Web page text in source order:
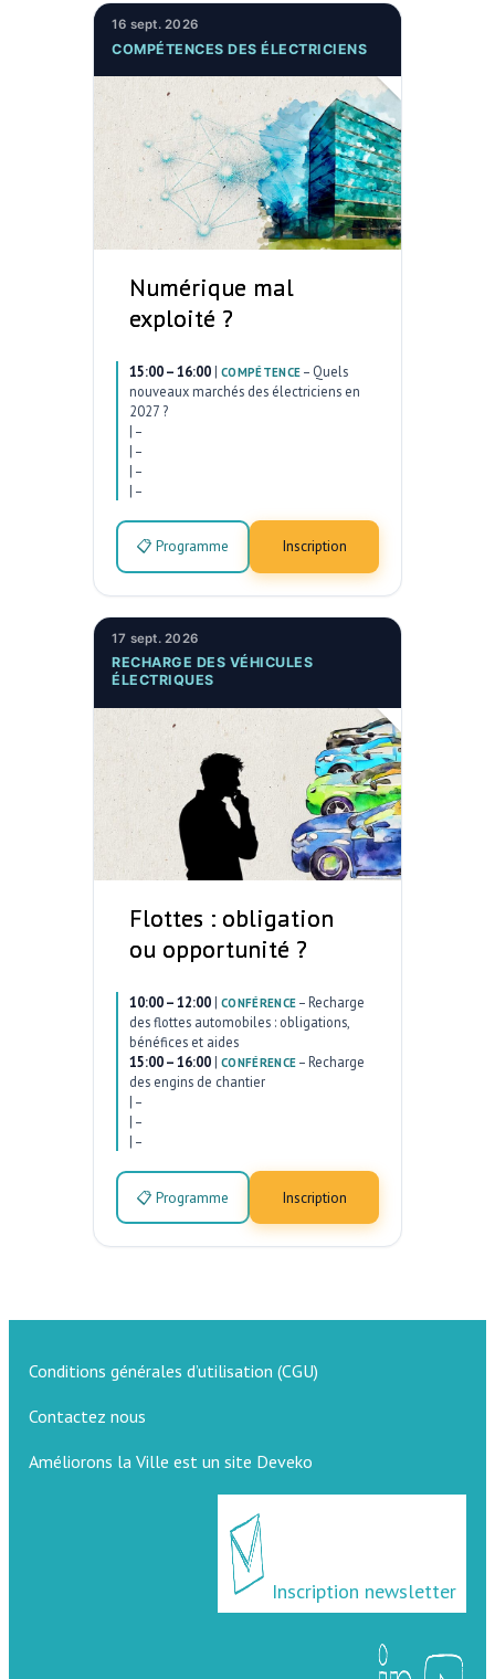
16 sept. 2026
COMPÉTENCES DES ÉLECTRICIENS
Numérique mal
exploité ?
15:00 – 16:00 | COMPÉTENCE – Quels
nouveaux marchés des électriciens en
2027 ?
| –
| –
| –
| –
📋 Programme Inscription
17 sept. 2026
RECHARGE DES VÉHICULES
ÉLECTRIQUES
Flottes : obligation
ou opportunité ?
10:00 – 12:00 | CONFÉRENCE – Recharge
des flottes automobiles : obligations,
bénéfices et aides
15:00 – 16:00 | CONFÉRENCE – Recharge
des engins de chantier
| –
| –
| –
📋 Programme Inscription
Conditions générales d’utilisation (CGU)
Contactez nous
Améliorons la Ville est un site Deveko
Inscription newsletter